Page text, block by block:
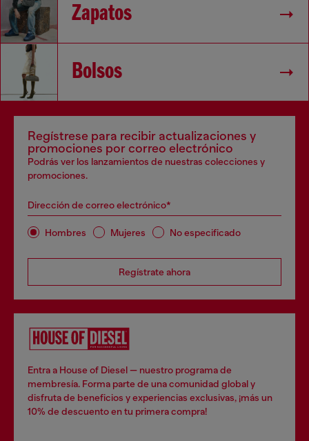
Zapatos
Bolsos
Regístrese para recibir actualizaciones y
promociones por correo electrónico
Podrás ver los lanzamientos de nuestras colecciones y
promociones.
Dirección de correo electrónico*
Hombres Mujeres No especificado
Regístrate ahora
Entra a House of Diesel — nuestro programa de
membresía. Forma parte de una comunidad global y
disfruta de beneficios y experiencias exclusivas, ¡más un
10% de descuento en tu primera compra!